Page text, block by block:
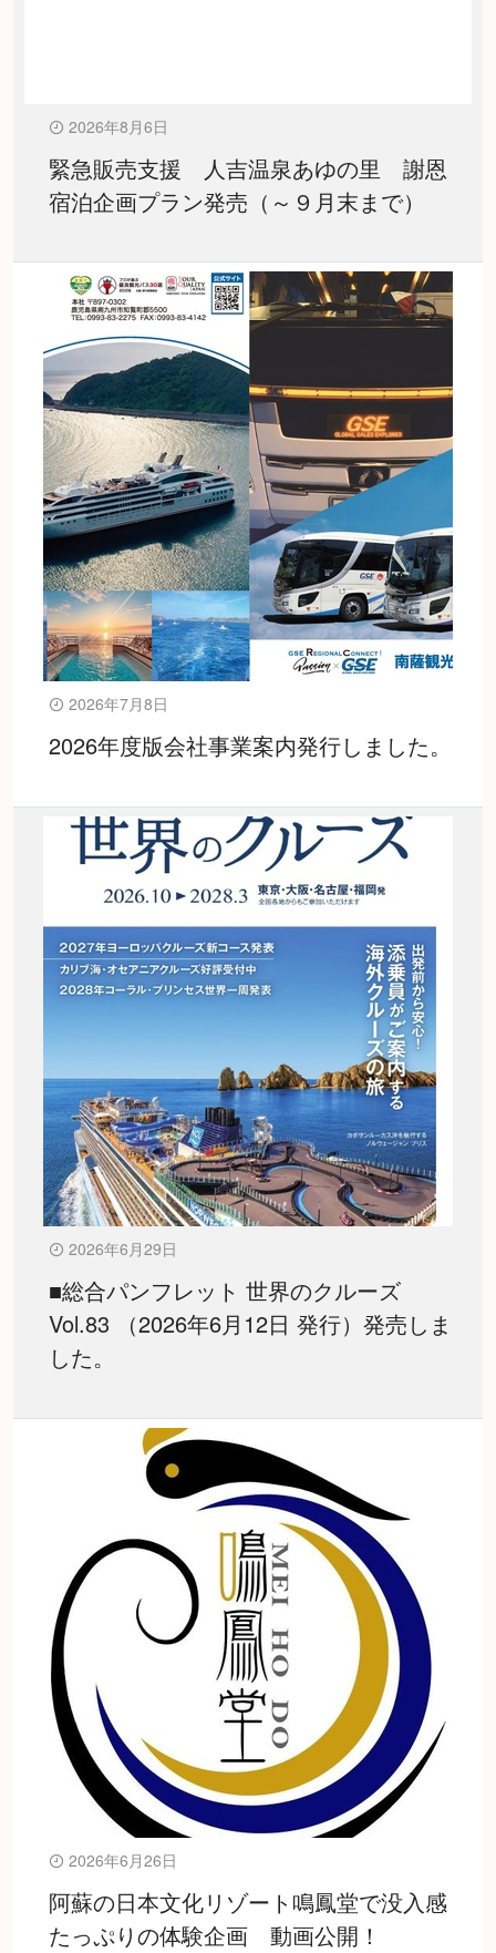
2026年8月6日
緊急販売支援 人吉温泉あゆの里 謝恩
宿泊企画プラン発売（～９月末まで）
2026年7月8日
2026年度版会社事業案内発行しました。
2026年6月29日
■総合パンフレット 世界のクルーズ
Vol.83 （2026年6月12日 発行）発売しま
した。
2026年6月26日
阿蘇の日本文化リゾート鳴鳳堂で没入感
たっぷりの体験企画 動画公開！